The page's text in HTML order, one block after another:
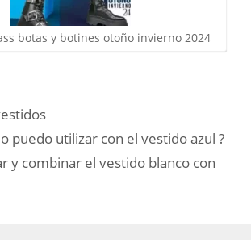
botas y botines otoño invierno 2024
puedo utilizar con el vestido azul ?
y combinar el vestido blanco con